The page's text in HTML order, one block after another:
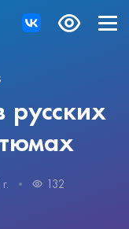
русских
132